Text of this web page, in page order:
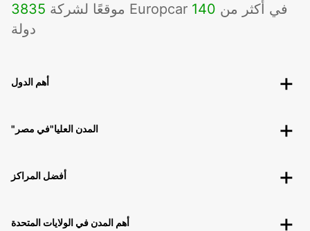
3835 موقعًا لشركة Europcar في أكثر من 140
دولة
أهم الدول
"المدن العليا"في مصر
أفضل المراكز
أهم المدن في الولايات المتحدة